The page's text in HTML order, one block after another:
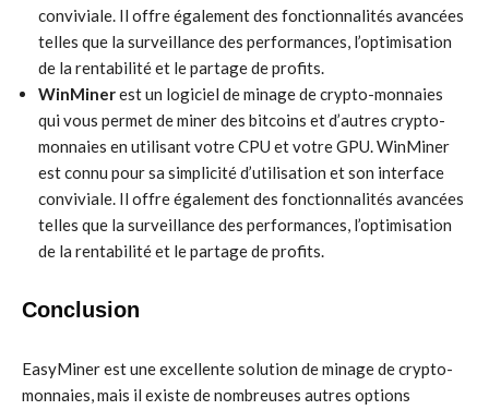
conviviale. Il offre également des fonctionnalités avancées
telles que la surveillance des performances, l’optimisation
de la rentabilité et le partage de profits.
WinMinerest un logiciel de minage de crypto-monnaies
qui vous permet de miner des bitcoins et d’autres crypto-
monnaies en utilisant votre CPU et votre GPU. WinMiner
est connu pour sa simplicité d’utilisation et son interface
conviviale. Il offre également des fonctionnalités avancées
telles que la surveillance des performances, l’optimisation
de la rentabilité et le partage de profits.
Conclusion
EasyMiner est une excellente solution de minage de crypto-
monnaies, mais il existe de nombreuses autres options